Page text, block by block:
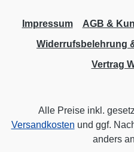
Impressum AGB &
Widerrufsbelehrung
Vertrag
Alle Preise inkl.
Versandkosten und ggf.
anders